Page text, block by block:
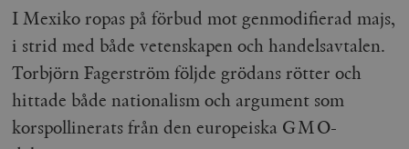
I Mexiko ropas på förbud mot genmodifierad majs,
i strid med både vetenskapen och handelsavtalen.
Torbjörn Fagerström följde grödans rötter och
hittade både nationalism och argument som
korspollinerats från den europeiska GMO-